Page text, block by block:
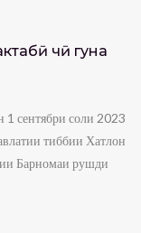
чӣ гуна
сентябри соли 2023
тиббии Хатлон
Барномаи рушди